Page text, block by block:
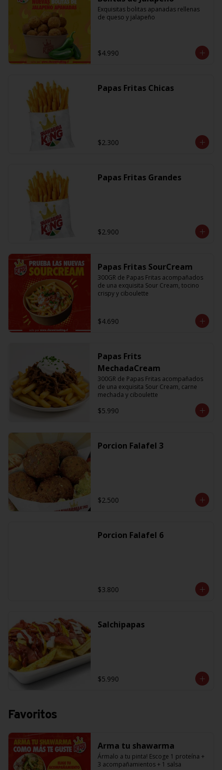
Exquisitas bolitas apanadas rellenas
de queso y jalapeño
$4.990
Papas Fritas Chicas
$2.300
Papas Fritas Grandes
$2.900
Papas Fritas SourCream
300GR de Papas Fritas acompañados
de una exquisita Sour Cream, tocino
crispy y ciboulette
$4.690
Papas Frits
MechadaCream
300GR de Papas Fritas acompañados
de una exquisita Sour Cream, carne
mechada y ciboulette
$5.990
Porcion Falafel 3
$2.500
Porcion Falafel 6
$3.800
Salchipapas
$5.990
Favoritos
Arma tu shawarma
Ármalo a tu pinta! Escoge 1 proteína +
3 acompañamientos + 1 salsa